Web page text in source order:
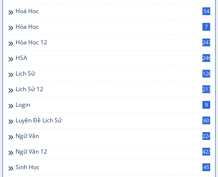
Hoá Học 54
Hóa Học 7
Hóa Học 12 247
HSA 246
Lịch Sử 126
Lịch Sử 12 213
Login 9
Luyện Đề Lịch Sử 60
Ngữ Văn 224
Ngữ Văn 12 423
Sinh Học 45